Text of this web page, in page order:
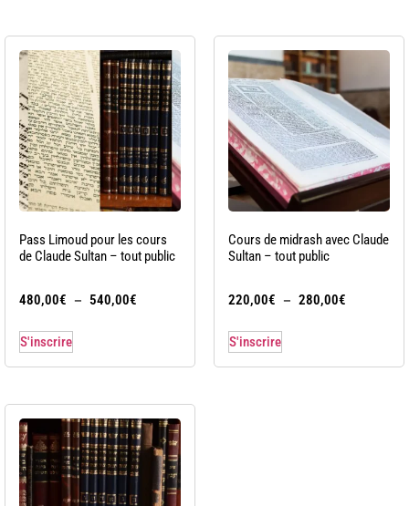
Pass Limoud pour les cours
de Claude Sultan – tout public
480,00€ – 540,00€
S'inscrire
Cours de midrash avec Claude
Sultan – tout public
220,00€ – 280,00€
S'inscrire